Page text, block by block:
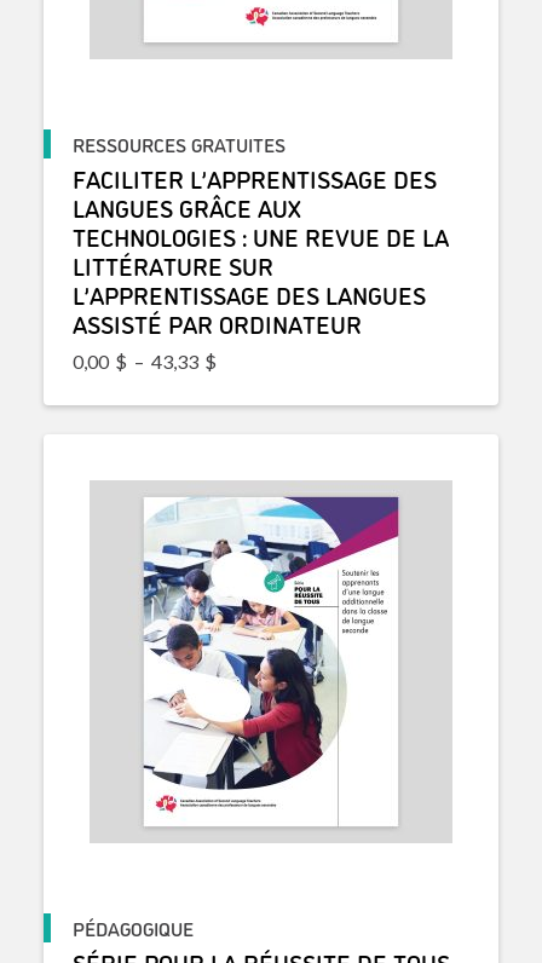
RESSOURCES GRATUITES
FACILITER L’APPRENTISSAGE DES
LANGUES GRÂCE AUX
TECHNOLOGIES : UNE REVUE DE LA
LITTÉRATURE SUR
L’APPRENTISSAGE DES LANGUES
ASSISTÉ PAR ORDINATEUR
0,00 $ – 43,33 $
PÉDAGOGIQUE